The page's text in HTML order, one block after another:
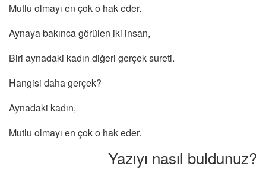
Mutlu olmayı en çok o hak eder.
Aynaya bakınca görülen iki insan,
Biri aynadaki kadın diğeri gerçek sureti.
Hangisi daha gerçek?
Aynadaki kadın,
Mutlu olmayı en çok o hak eder.
Yazıyı nasıl buldunuz?